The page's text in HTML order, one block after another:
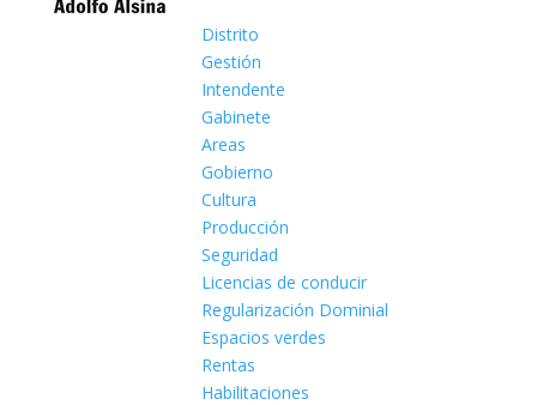
Distrito
Gestión
Intendente
Gabinete
Areas
Gobierno
Cultura
Producción
Seguridad
Licencias de conducir
Regularización Dominial
Espacios verdes
Rentas
Habilitaciones